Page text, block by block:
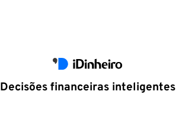
Decisões financeiras inteligentes